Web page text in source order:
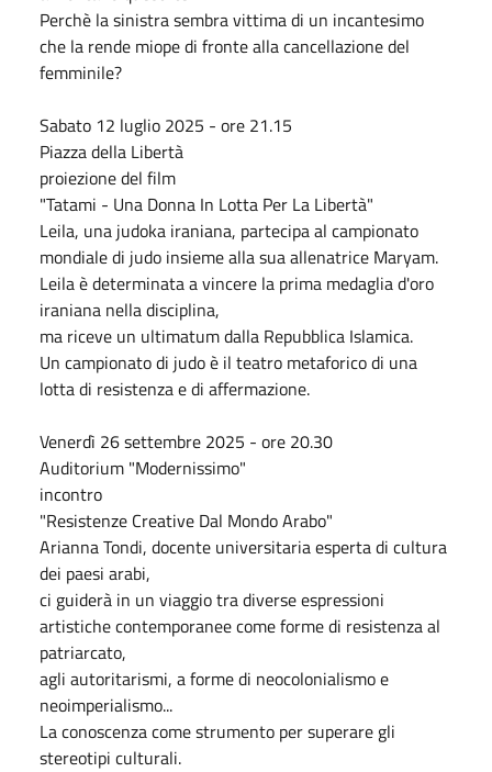
Perchè la sinistra sembra vittima di un incantesimo
che la rende miope di fronte alla cancellazione del
femminile?
Sabato 12 luglio 2025 - ore 21.15
Piazza della Libertà
proiezione del film
"Tatami - Una Donna In Lotta Per La Libertà"
Leila, una judoka iraniana, partecipa al campionato
mondiale di judo insieme alla sua allenatrice Maryam.
Leila è determinata a vincere la prima medaglia d'oro
iraniana nella disciplina,
ma riceve un ultimatum dalla Repubblica Islamica.
Un campionato di judo è il teatro metaforico di una
lotta di resistenza e di affermazione.
Venerdì 26 settembre 2025 - ore 20.30
Auditorium "Modernissimo"
incontro
"Resistenze Creative Dal Mondo Arabo"
Arianna Tondi, docente universitaria esperta di cultura
dei paesi arabi,
ci guiderà in un viaggio tra diverse espressioni
artistiche contemporanee come forme di resistenza al
patriarcato,
agli autoritarismi, a forme di neocolonialismo e
neoimperialismo...
La conoscenza come strumento per superare gli
stereotipi culturali.